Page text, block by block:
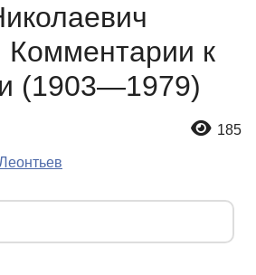
БАЗА ЗНАНИЙ
СЛОВА
Вход
Комментарии к
(1903—1979)
185